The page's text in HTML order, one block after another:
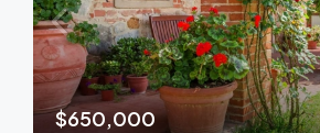
$650,000